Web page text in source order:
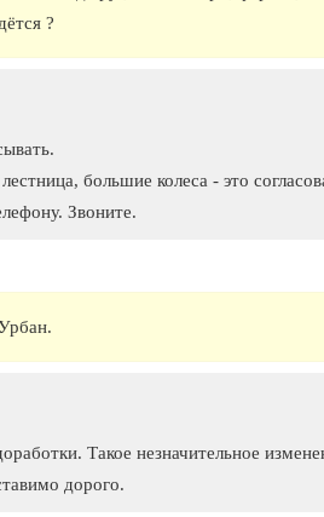
?
большие колеса - это
Звоните.
Такое незначительное
дорого.